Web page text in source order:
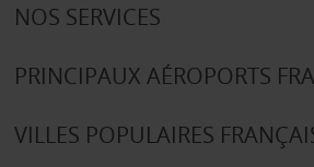
NOS SERVICES
PRINCIPAUX AÉROPORTS
VILLES POPULAIRES